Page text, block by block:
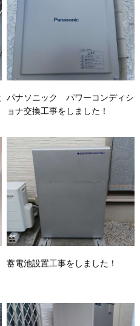
パナソニック パワーコンディシ
ョナ交換工事をしました！
蓄電池設置工事をしました！